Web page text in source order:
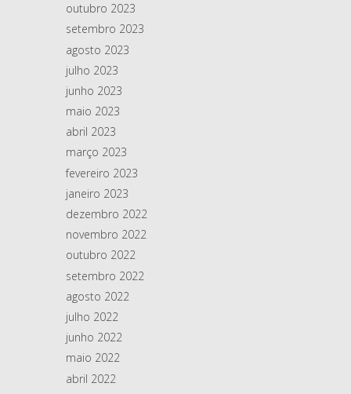
outubro 2023
setembro 2023
agosto 2023
julho 2023
junho 2023
maio 2023
abril 2023
março 2023
fevereiro 2023
janeiro 2023
dezembro 2022
novembro 2022
outubro 2022
setembro 2022
agosto 2022
julho 2022
junho 2022
maio 2022
abril 2022